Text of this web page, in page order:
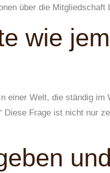
über die
wie
Welt, die ständig im
Frage ist nicht nur